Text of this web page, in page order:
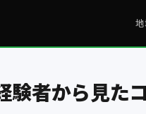
験者から見たコ